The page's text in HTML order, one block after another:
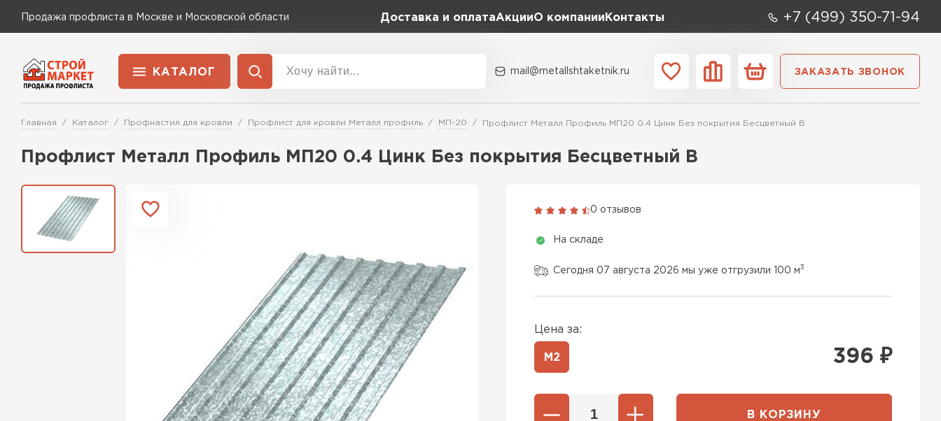
Продажа профлиста в Москве и Московской области Доставка и оплатаАкцииО компании Контакты +7 (499) 350-71-94
КАТАЛОГ
Применение
Для забора
Бренд
Гранд Лайн
mail@metallshtaketnik.ru ЗАКАЗАТЬ ЗВОНОК
Главная Каталог Профнастил для кровли Профлист для кровли Металл профиль МП-20 Профлист Металл Профиль МП20 0.4 Цинк Без покрытия Бесцветный B
Профлист Металл Профиль МП20 0.4 Цинк Без покрытия Бесцветный B
0 отзывов
На складе
Сегодня 07 августа 2026 мы уже отгрузили 100 м3
Цена за:
М2 396 ₽
В КОРЗИНУ